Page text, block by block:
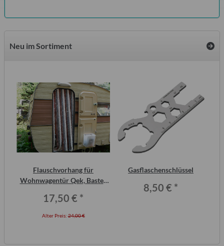
Neu im Sortiment
Flauschvorhang für
Wohnwagentür Qek, Bastei,
17,50 € *
Alter Preis:24,00 €
Gasflaschenschlüssel
8,50 € *